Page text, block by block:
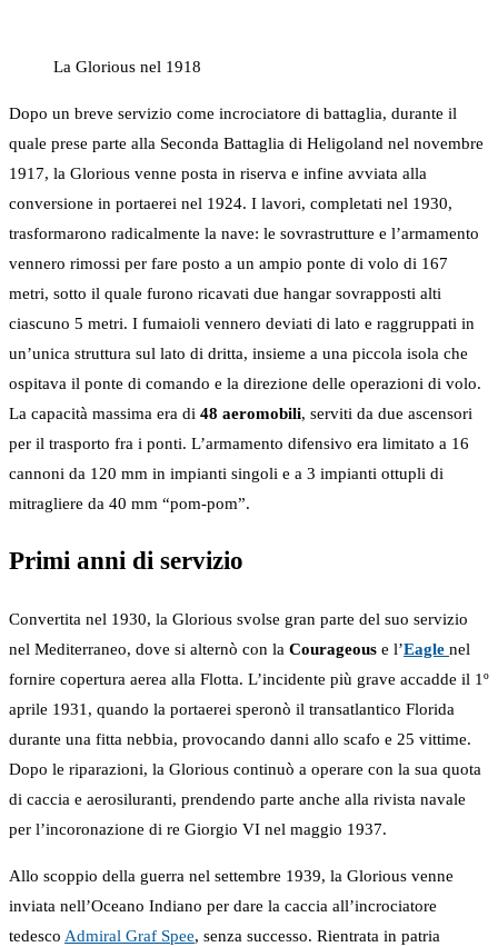
La Glorious nel 1918
Dopo un breve servizio come incrociatore di battaglia, durante il
quale prese parte alla Seconda Battaglia di Heligoland nel novembre
1917, la Glorious venne posta in riserva e infine avviata alla
conversione in portaerei nel 1924. I lavori, completati nel 1930,
trasformarono radicalmente la nave: le sovrastrutture e l’armamento
vennero rimossi per fare posto a un ampio ponte di volo di 167
metri, sotto il quale furono ricavati due hangar sovrapposti alti
ciascuno 5 metri. I fumaioli vennero deviati di lato e raggruppati in
un’unica struttura sul lato di dritta, insieme a una piccola isola che
ospitava il ponte di comando e la direzione delle operazioni di volo.
La capacità massima era di 48 aeromobili, serviti da due ascensori
per il trasporto fra i ponti. L’armamento difensivo era limitato a 16
cannoni da 120 mm in impianti singoli e a 3 impianti ottupli di
mitragliere da 40 mm “pom-pom”.
Primi anni di servizio
Convertita nel 1930, la Glorious svolse gran parte del suo servizio
nel Mediterraneo, dove si alternò con la Courageous e l’Eagle nel
fornire copertura aerea alla Flotta. L’incidente più grave accadde il 1º
aprile 1931, quando la portaerei speronò il transatlantico Florida
durante una fitta nebbia, provocando danni allo scafo e 25 vittime.
Dopo le riparazioni, la Glorious continuò a operare con la sua quota
di caccia e aerosiluranti, prendendo parte anche alla rivista navale
per l’incoronazione di re Giorgio VI nel maggio 1937.
Allo scoppio della guerra nel settembre 1939, la Glorious venne
inviata nell’Oceano Indiano per dare la caccia all’incrociatore
tedesco Admiral Graf Spee, senza successo. Rientrata in patria